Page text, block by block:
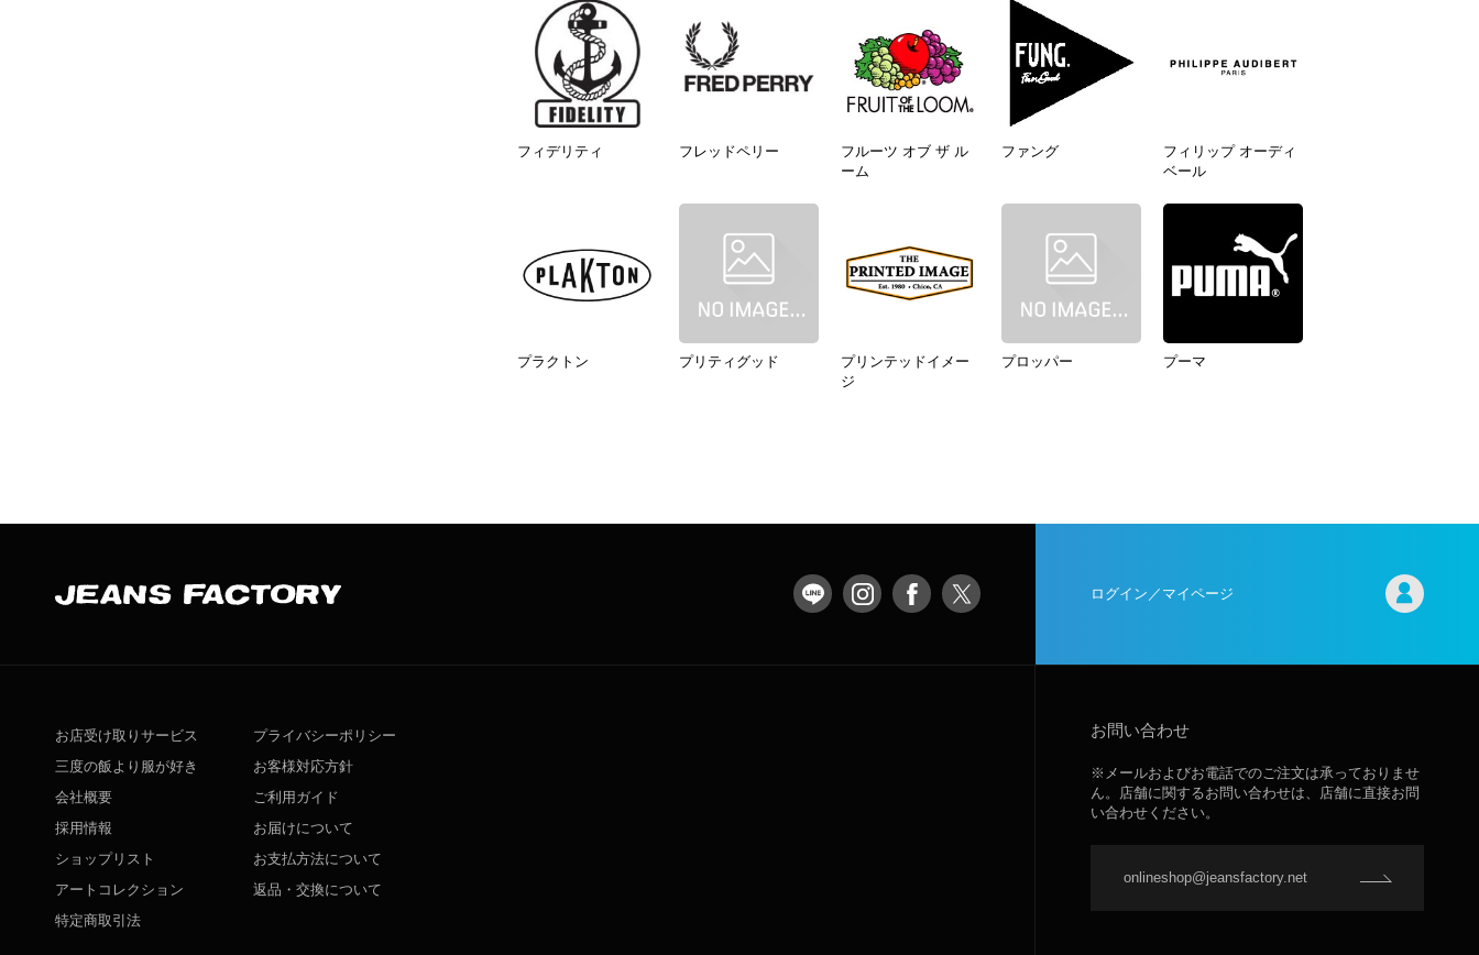
フィデリティ フレッドペリー
フルーツ オブ ザ ル
ーム
ファング
フィリップ オーディ
ベール
プラクトン プリティグッド
プリンテッドイメー
ジ
プロッパー プーマ
ログイン／マイページ
お店受け取りサービス
三度の飯より服が好き
会社概要
採用情報
ショップリスト
アートコレクション
特定商取引法
プライバシーポリシー
お客様対応方針
ご利用ガイド
お届けについて
お支払方法について
返品・交換について
お問い合わせ
※メールおよびお電話でのご注文は承っておりませ
ん。店舗に関するお問い合わせは、店舗に直接お問
い合わせください。
onlineshop@jeansfactory.net